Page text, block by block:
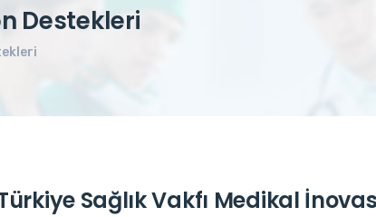
Destekleri
Sağlık Vakfı Medikal